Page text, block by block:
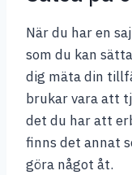
När du har en
som du kan
dig mäta din
brukar vara att
det du har att
finns det annat
göra något åt.